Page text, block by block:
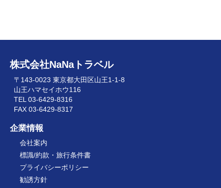
株式会社NaNaトラベル
〒143-0023 東京都大田区山王1-1-8
山王ハマセイホウ116
TEL 03-6429-8316
FAX 03-6429-8317
企業情報
会社案内
標識/約款・旅行条件書
プライバシーポリシー
勧誘方針